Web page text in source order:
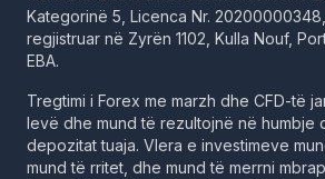
Kategorinë 5, Licenca Nr.
regjistruar në Zyrën 1102, Kulla Nouf,
EBA.
Tregtimi i Forex me marzh dhe CFD-të
levë dhe mund të rezultojnë në humbje
depozitat tuaja. Vlera e investimeve
mund të rritet, dhe mund të merrni